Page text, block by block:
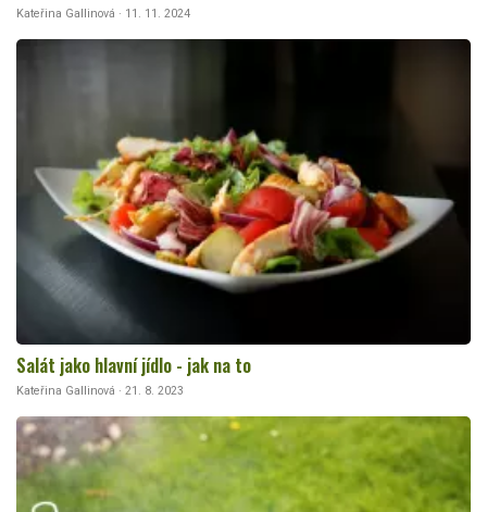
Kateřina Gallinová · 11. 11. 2024
Salát jako hlavní jídlo - jak na to
Kateřina Gallinová · 21. 8. 2023